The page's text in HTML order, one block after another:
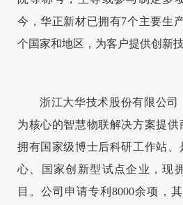
今，华正新材已拥有7个主要生
个国家和地区，为客户提供创新
浙江大华技术股份有限公司
为核心的智慧物联解决方案提供
拥有国家级博士后科研工作站、
心、国家创新型试点企业，现
目。公司申请专利8000余项，